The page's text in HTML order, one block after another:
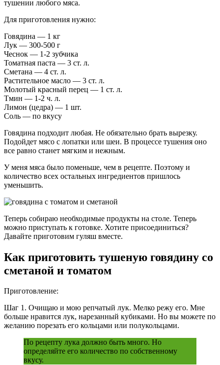
тушении любого мяса.
Для приготовления нужно:
Говядина — 1 кг
Лук — 300-500 г
Чеснок — 1-2 зубчика
Томатная паста — 3 ст. л.
Сметана — 4 ст. л.
Растительное масло — 3 ст. л.
Молотый красный перец — 1 ст. л.
Тмин — 1-2 ч. л.
Лимон (цедра) — 1 шт.
Соль — по вкусу
Говядина подходит любая. Не обязательно брать вырезку.
Подойдет мясо с лопатки или шеи. В процессе тушения оно
все равно станет мягким и нежным.
У меня мяса было поменьше, чем в рецепте. Поэтому и
количество всех остальных ингредиентов пришлось
уменьшить.
Теперь собираю необходимые продукты на столе. Теперь
можно приступать к готовке. Хотите присоединиться?
Давайте приготовим гуляш вместе.
Как приготовить тушеную говядину со
сметаной и томатом
Приготовление:
Шаг 1. Очищаю и мою репчатый лук. Мелко режу его. Мне
больше нравится лук, нарезанный кубиками. Но вы можете по
желанию порезать его кольцами или полукольцами.
По рецепту лука должно быть много. Но
определяйте его количество по собственному
вкусу.